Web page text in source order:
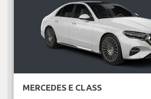
MERCEDES E CLASS